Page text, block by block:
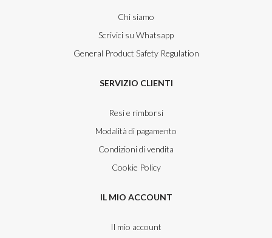
Chi siamo
Scrivici su Whatsapp
General Product Safety Regulation
SERVIZIO CLIENTI
Resi e rimborsi
Modalità di pagamento
Condizioni di vendita
Cookie Policy
IL MIO ACCOUNT
Il mio account